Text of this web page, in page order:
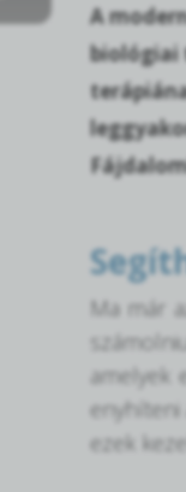
A
biológiai
Ma már
amelyek
enyhíteni
ezek